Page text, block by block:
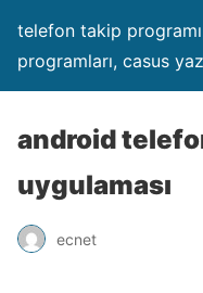
telefon takip
programları, casus
android
uygulaması
ecnet